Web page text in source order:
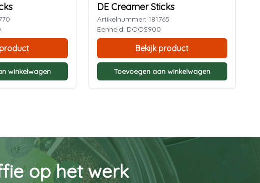
winkelwagen
DE Creamer Sticks
Artikelnummer: 181765
Eenheid: DOOS900
Bekijk product
Toevoegen aan winkelwagen
op het werk